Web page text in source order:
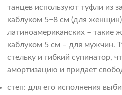
танцев используют туфли из
каблуком 5−8 см (для
латиноамериканских – такие
каблуком 5 см – для мужчин.
стельку и гибкий супинатор,
амортизацию и придает
степ: для его исполнения